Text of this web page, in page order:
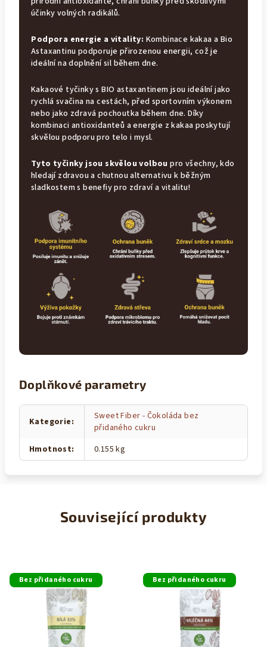
účinky volných radikálů.
⁠Podpora energie a vitality: Kombinace kakaa a Bio
Astaxantinu podporuje přirozenou energii, což je
ideální na doplnění sil během dne.
Kakaové tyčinky s BIO astaxantinem jsou ideální jako
rychlá svačina na cestách, před sportovním výkonem
nebo jako zdravá pochoutka během dne. Díky
kombinaci antioxidanteů a energie z kakaa poskytují
skvělou podporu pro telo i mysl.
Tyto tyčinky jsou skvělou volbou pro všechny, kdo
hledají zdravou a chutnou alternativu k běžným
sladkostem s benefiy pro zdraví a vitalitu!
Doplňkové parametry
Kategorie:
Sweet Fiber - Čokoláda bez
přidaného cukru
Hmotnost: 0.155 kg
Související produkty
Bez přidaného cukru Bez přidaného cukru